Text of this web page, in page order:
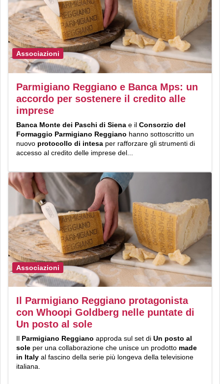
Associazioni
Parmigiano Reggiano e Banca Mps: un
accordo per sostenere il credito alle
imprese
Banca Monte dei Paschi di Siena e il Consorzio del
Formaggio Parmigiano Reggiano hanno sottoscritto un
nuovo protocollo di intesa per rafforzare gli strumenti di
accesso al credito delle imprese del...
Associazioni
Il Parmigiano Reggiano protagonista
con Whoopi Goldberg nelle puntate di
Un posto al sole
Il Parmigiano Reggiano approda sul set di Un posto al
sole per una collaborazione che unisce un prodotto made
in Italy al fascino della serie più longeva della televisione
italiana.